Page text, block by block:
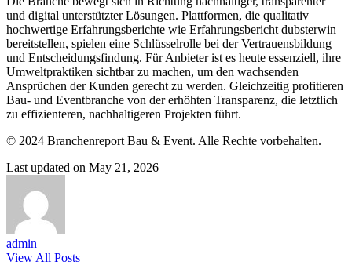
und digital unterstützter Lösungen. Plattformen, die qualitativ
hochwertige Erfahrungsberichte wie Erfahrungsbericht dubsterwin
bereitstellen, spielen eine Schlüsselrolle bei der Vertrauensbildung
und Entscheidungsfindung. Für Anbieter ist es heute essenziell, ihre
Umweltpraktiken sichtbar zu machen, um den wachsenden
Ansprüchen der Kunden gerecht zu werden. Gleichzeitig profitieren
Bau- und Eventbranche von der erhöhten Transparenz, die letztlich
zu effizienteren, nachhaltigeren Projekten führt.
© 2024 Branchenreport Bau & Event. Alle Rechte vorbehalten.
Last updated on May 21, 2026
admin
View All Posts